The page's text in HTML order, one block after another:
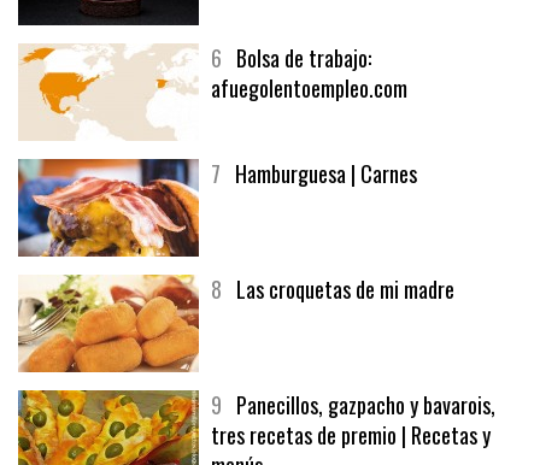
6 Bolsa de trabajo:
afuegolentoempleo.com
7 Hamburguesa | Carnes
8 Las croquetas de mi madre
9 Panecillos, gazpacho y bavarois,
tres recetas de premio | Recetas y